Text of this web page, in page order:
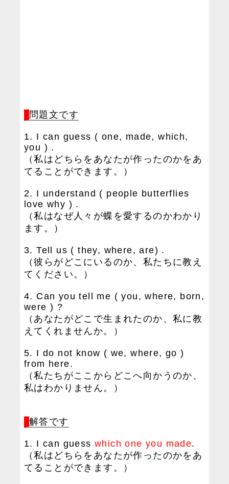
問題文です
1. I can guess ( one, made, which,
you ) .
（私はどちらをあなたが作ったのかをあ
てることができます。）
2. I understand ( people butterflies
love why ) .
（私はなぜ人々が蝶を愛するのかわかり
ます。）
3. Tell us ( they, where, are) .
（彼らがどこにいるのか、私たちに教え
てください。）
4. Can you tell me ( you, where, born,
were ) ?
（あなたがどこで生まれたのか、私に教
えてくれませんか。）
5. I do not know ( we, where, go )
from here.
（私たちがここからどこへ向かうのか、
私はわかりません。）
解答です
1. I can guesswhich one you made.
（私はどちらをあなたが作ったのかをあ
てることができます。）